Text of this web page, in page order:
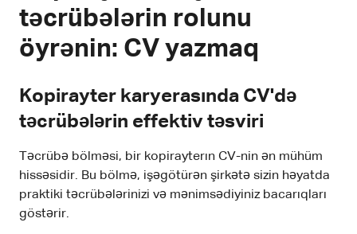
təcrübələrin rolunu
öyrənin: CV yazmaq
Kopirayter karyerasında CV'də
təcrübələrin effektiv təsviri
Təcrübə bölməsi, bir kopirayterın CV-nin ən mühüm
hissəsidir. Bu bölmə, işəgötürən şirkətə sizin həyatda
praktiki təcrübələrinizi və mənimsədiyiniz bacarıqları
göstərir.